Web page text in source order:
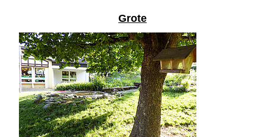
Grote